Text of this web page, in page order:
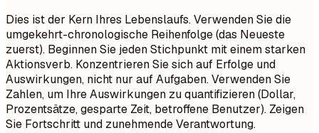
Dies ist der Kern Ihres Lebenslaufs. Verwenden Sie die
umgekehrt-chronologische Reihenfolge (das Neueste
zuerst). Beginnen Sie jeden Stichpunkt mit einem starken
Aktionsverb. Konzentrieren Sie sich auf Erfolge und
Auswirkungen, nicht nur auf Aufgaben. Verwenden Sie
Zahlen, um Ihre Auswirkungen zu quantifizieren (Dollar,
Prozentsätze, gesparte Zeit, betroffene Benutzer). Zeigen
Sie Fortschritt und zunehmende Verantwortung.